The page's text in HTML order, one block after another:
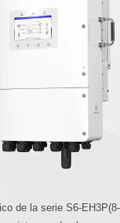
de la serie S6-